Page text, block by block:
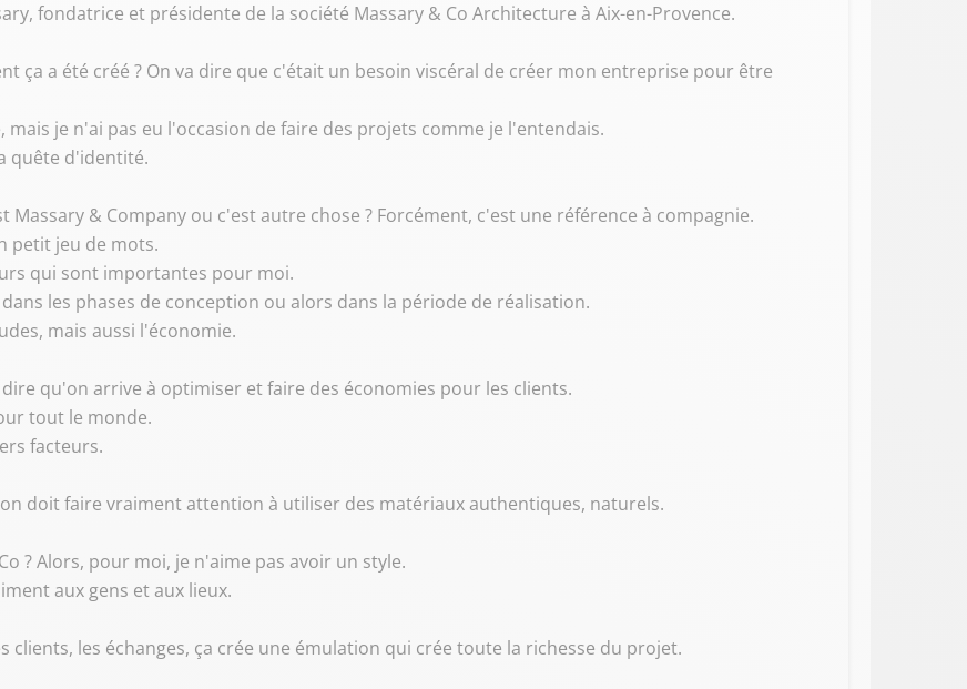
fondatrice et présidente de la société Massary & Co Architecture à Aix-en-Provence.
ça a été créé ? On va dire que c'était un besoin viscéral de créer mon entreprise pour être
je n'ai pas eu l'occasion de faire des projets comme je l'entendais.
quête d'identité.
Massary & Company ou c'est autre chose ? Forcément, c'est une référence à compagnie.
petit jeu de mots.
qui sont importantes pour moi.
les phases de conception ou alors dans la période de réalisation.
mais aussi l'économie.
qu'on arrive à optimiser et faire des économies pour les clients.
tout le monde.
facteurs.
doit faire vraiment attention à utiliser des matériaux authentiques, naturels.
? Alors, pour moi, je n'aime pas avoir un style.
aux gens et aux lieux.
clients, les échanges, ça crée une émulation qui crée toute la richesse du projet.